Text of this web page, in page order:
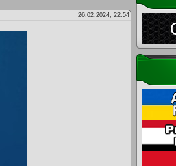
26.02.2024, 22:54